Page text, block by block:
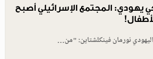
يهودي: المجتمع الإسرائيلي أصبح
اليهودي نورمان فينكلشتاين: "من…